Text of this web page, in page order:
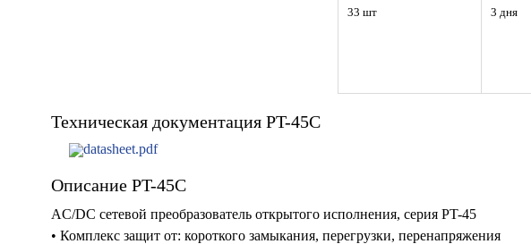
33 шт 3 дня
Техническая документация PT-45C
datasheet.pdf
Описание PT-45C
AC/DC сетевой преобразователь открытого исполнения, серия PT-45
• Комплекс защит от: короткого замыкания, перегрузки, перенапряжения